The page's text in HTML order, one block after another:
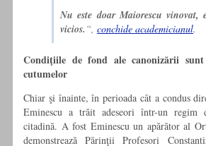
Nu este doar Maiorescu vinovat,
vicios. “, conchide academicianul.
Condiţiile de fond ale canonizării
cutumelor
Chiar şi înainte, în perioada cât a condus
Eminescu a trăit adeseori într-un regim
citadină. A fost Eminescu un apărător al
demonstrează Părinţii Profesori